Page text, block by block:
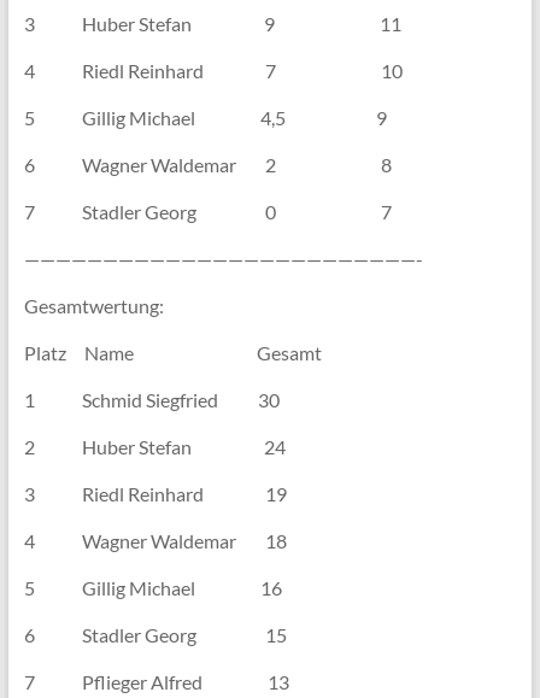
3 Huber Stefan 9 11
4 Riedl Reinhard 7 10
5 Gillig Michael 4,5 9
6 Wagner Waldemar 2 8
7 Stadler Georg 0 7
—————————————————————————-
Gesamtwertung:
Platz Name Gesamt
1 Schmid Siegfried 30
2 Huber Stefan 24
3 Riedl Reinhard 19
4 Wagner Waldemar 18
5 Gillig Michael 16
6 Stadler Georg 15
7 Pflieger Alfred 13